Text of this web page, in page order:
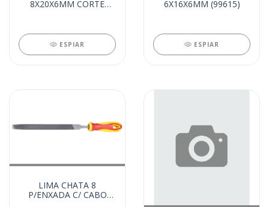
8X20X6MM CORTE
ESPIAR
6X16X6MM (99615)
ESPIAR
LIMA CHATA 8
P/ENXADA C/ CABO